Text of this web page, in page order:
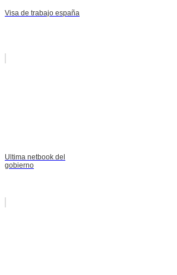
Visa de trabajo españa
Ultima netbook del
gobierno